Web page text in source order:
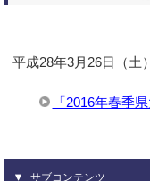
平成28年3月26日（土
「2016年春季
サブコンテンツ